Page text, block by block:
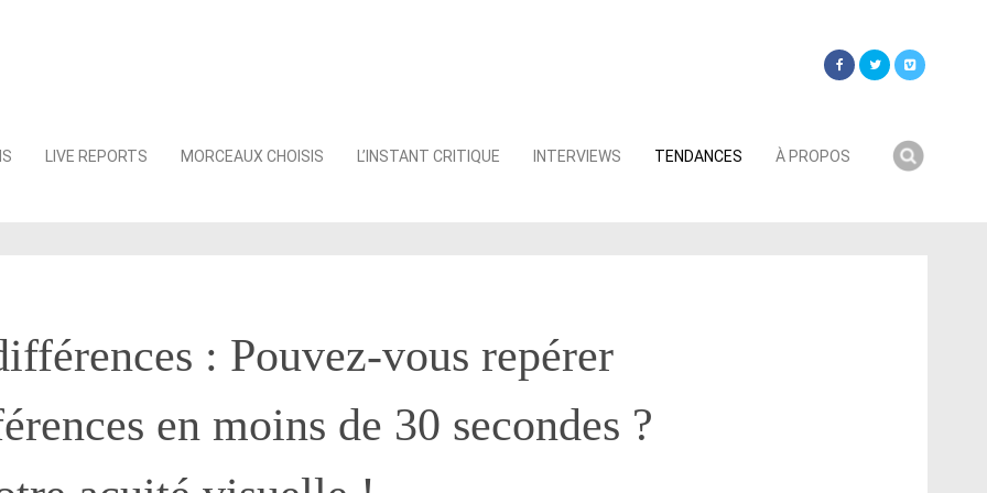
LIVE REPORTS MORCEAUX CHOISIS L’INSTANT CRITIQUE INTERVIEWS TENDANCES À PROPOS
: Pouvez-vous repérer
en moins de 30 secondes ?